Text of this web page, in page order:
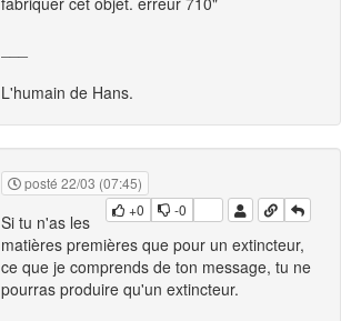
L'humain de Hans.
posté 22/03 (07:45)
+0
-0
Si tu n'as les
matières premières que pour un extincteur,
ce que je comprends de ton message, tu ne
pourras produire qu'un extincteur.